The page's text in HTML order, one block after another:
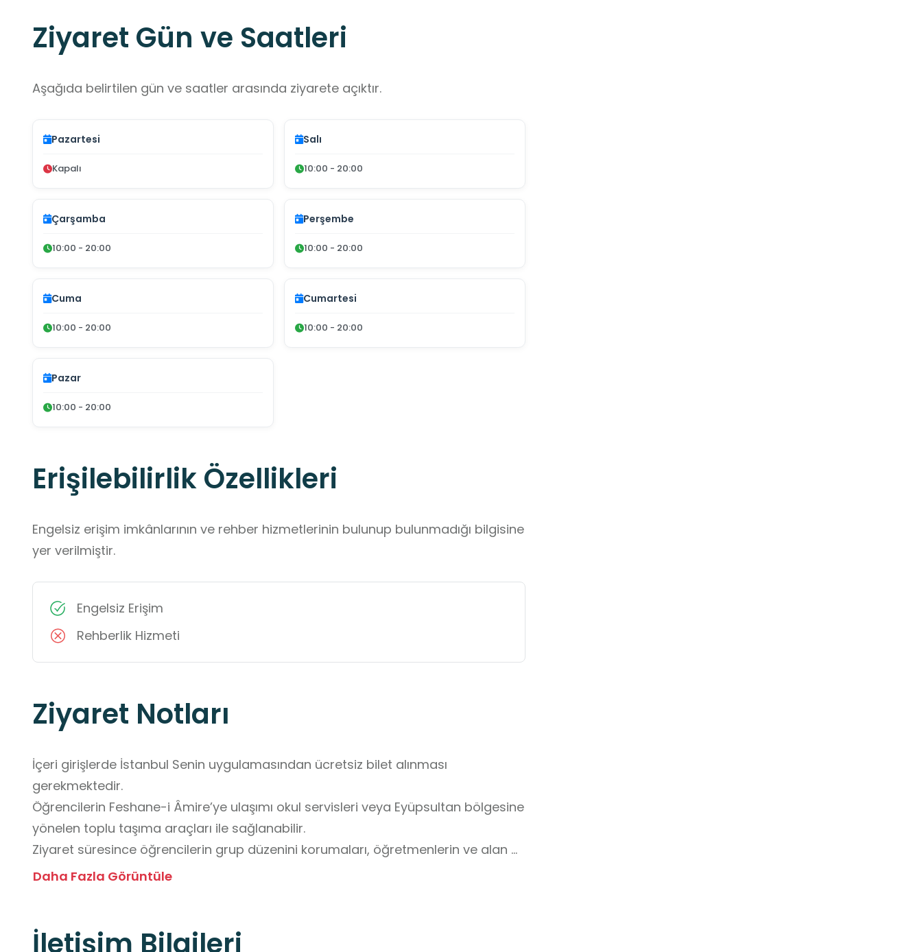
Ziyaret Gün ve Saatleri
Aşağıda belirtilen gün ve saatler arasında ziyarete açıktır.
Pazartesi
Kapalı
Salı
10:00 - 20:00
Çarşamba
10:00 - 20:00
Perşembe
10:00 - 20:00
Cuma
10:00 - 20:00
Cumartesi
10:00 - 20:00
Pazar
10:00 - 20:00
Erişilebilirlik Özellikleri
Engelsiz erişim imkânlarının ve rehber hizmetlerinin bulunup bulunmadığı bilgisine
yer verilmiştir.
Engelsiz Erişim
Rehberlik Hizmeti
Ziyaret Notları
İçeri girişlerde İstanbul Senin uygulamasından ücretsiz bilet alınması
gerekmektedir.
Öğrencilerin Feshane-i Âmire’ye ulaşımı okul servisleri veya Eyüpsultan bölgesine
yönelen toplu taşıma araçları ile sağlanabilir.
Ziyaret süresince öğrencilerin grup düzenini korumaları, öğretmenlerin ve alan
sorumlularının yönlendirmelerine uymaları ve sergi alanlarında belirlenen
yüksek sesle konuşulmaması ve kalabalık alanlarda kontrollü hareket edilmesi
Daha Fazla Görüntüle
İletişim Bilgileri